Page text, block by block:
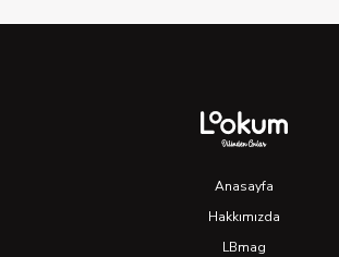
Anasayfa
Hakkımızda
LBmag